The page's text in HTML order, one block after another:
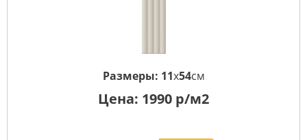
Размеры: 11x54см
Цена: 1990 р/м2